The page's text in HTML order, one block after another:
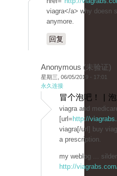
viagra</a> why doesn
anymore.
回复
Anonymous (未验证)
星期三, 06/05/2019 - 17:01
永久连接
冒个泡吧！ |
viagra and
[url= http://
viagra[/url] buy
a prescription.
my weblog ...
http://